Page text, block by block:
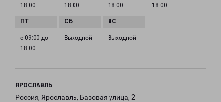
18:00
18:00
18:00
18:00
с 09:00 до
18:00
Выходной Выходной
ЯРОСЛАВЛЬ
Россия, Ярославль, Базовая улица, 2